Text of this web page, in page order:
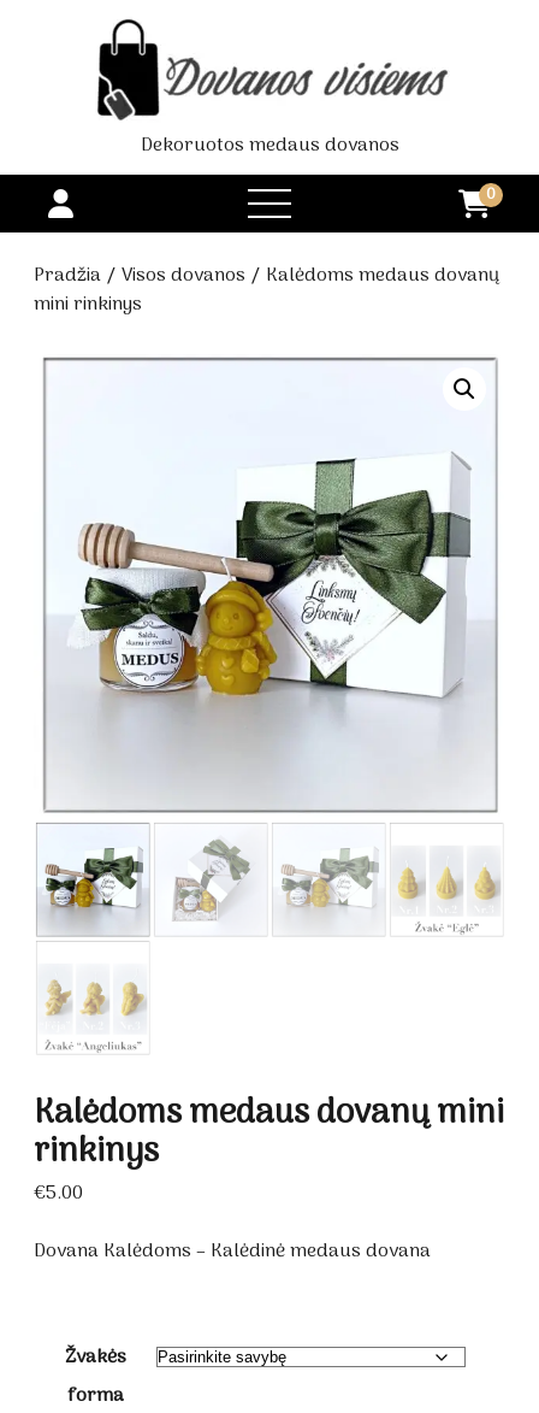
Dekoruotos medaus dovanos
open
menu
0
Pradžia/Visos dovanos / Kalėdoms medaus dovanų
mini rinkinys
Kalėdoms medaus dovanų mini
rinkinys
€5.00
Dovana Kalėdoms – Kalėdinė medaus dovana
Žvakės
forma